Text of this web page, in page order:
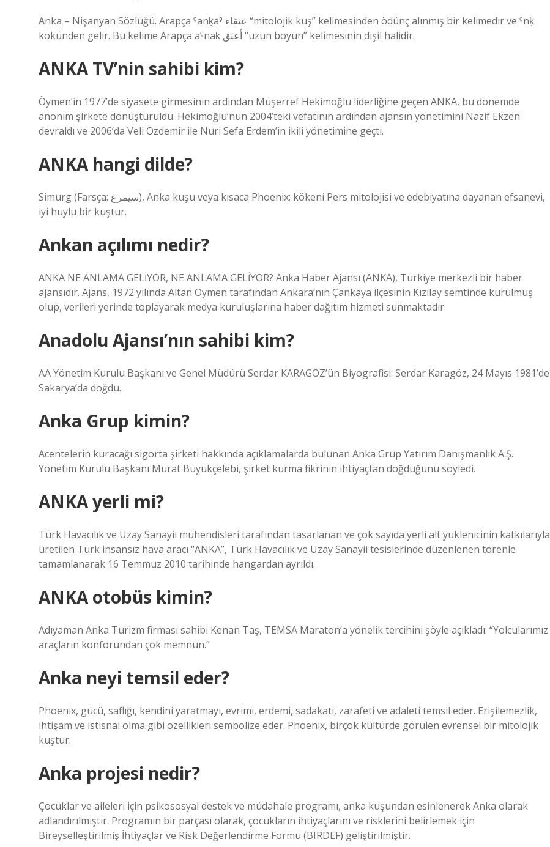
Anka – Nişanyan Sözlüğü. Arapça ˁanḳāˀ عنقاء “mitolojik kuş” kelimesinden ödünç alınmış bir kelimedir ve ˁnḳ
kökünden gelir. Bu kelime Arapça aˁnaḳ أعنق “uzun boyun” kelimesinin dişil halidir.
ANKA TV’nin sahibi kim?
Öymen’in 1977’de siyasete girmesinin ardından Müşerref Hekimoğlu liderliğine geçen ANKA, bu dönemde
anonim şirkete dönüştürüldü. Hekimoğlu’nun 2004’teki vefatının ardından ajansın yönetimini Nazif Ekzen
devraldı ve 2006’da Veli Özdemir ile Nuri Sefa Erdem’in ikili yönetimine geçti.
ANKA hangi dilde?
Simurg (Farsça: سيمرغ), Anka kuşu veya kısaca Phoenix; kökeni Pers mitolojisi ve edebiyatına dayanan efsanevi,
iyi huylu bir kuştur.
Ankan açılımı nedir?
ANKA NE ANLAMA GELİYOR, NE ANLAMA GELİYOR? Anka Haber Ajansı (ANKA), Türkiye merkezli bir haber
ajansıdır. Ajans, 1972 yılında Altan Öymen tarafından Ankara’nın Çankaya ilçesinin Kızılay semtinde kurulmuş
olup, verileri yerinde toplayarak medya kuruluşlarına haber dağıtım hizmeti sunmaktadır.
Anadolu Ajansı’nın sahibi kim?
AA Yönetim Kurulu Başkanı ve Genel Müdürü Serdar KARAGÖZ’ün Biyografisi: Serdar Karagöz, 24 Mayıs 1981’de
Sakarya’da doğdu.
Anka Grup kimin?
Acentelerin kuracağı sigorta şirketi hakkında açıklamalarda bulunan Anka Grup Yatırım Danışmanlık A.Ş.
Yönetim Kurulu Başkanı Murat Büyükçelebi, şirket kurma fikrinin ihtiyaçtan doğduğunu söyledi.
ANKA yerli mi?
Türk Havacılık ve Uzay Sanayii mühendisleri tarafından tasarlanan ve çok sayıda yerli alt yüklenicinin katkılarıyla
üretilen Türk insansız hava aracı “ANKA”, Türk Havacılık ve Uzay Sanayii tesislerinde düzenlenen törenle
tamamlanarak 16 Temmuz 2010 tarihinde hangardan ayrıldı.
ANKA otobüs kimin?
Adıyaman Anka Turizm firması sahibi Kenan Taş, TEMSA Maraton’a yönelik tercihini şöyle açıkladı: “Yolcularımız
araçların konforundan çok memnun.”
Anka neyi temsil eder?
Phoenix, gücü, saflığı, kendini yaratmayı, evrimi, erdemi, sadakati, zarafeti ve adaleti temsil eder. Erişilemezlik,
ihtişam ve istisnai olma gibi özellikleri sembolize eder. Phoenix, birçok kültürde görülen evrensel bir mitolojik
kuştur.
Anka projesi nedir?
Çocuklar ve aileleri için psikososyal destek ve müdahale programı, anka kuşundan esinlenerek Anka olarak
adlandırılmıştır. Programın bir parçası olarak, çocukların ihtiyaçlarını ve risklerini belirlemek için
Bireyselleştirilmiş İhtiyaçlar ve Risk Değerlendirme Formu (BIRDEF) geliştirilmiştir.